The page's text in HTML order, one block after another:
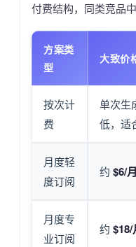
付费结构，同类竞品
方案类
型
大致价
按次计
费
单次生
低，适
月度轻
度订阅
约 $6/月
月度专
业订阅
约 $18/